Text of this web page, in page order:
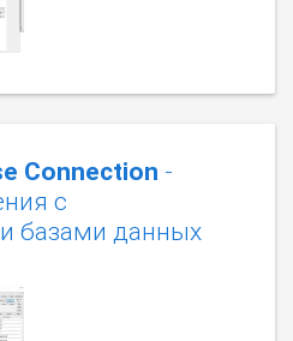
Connection -
с
базами данных